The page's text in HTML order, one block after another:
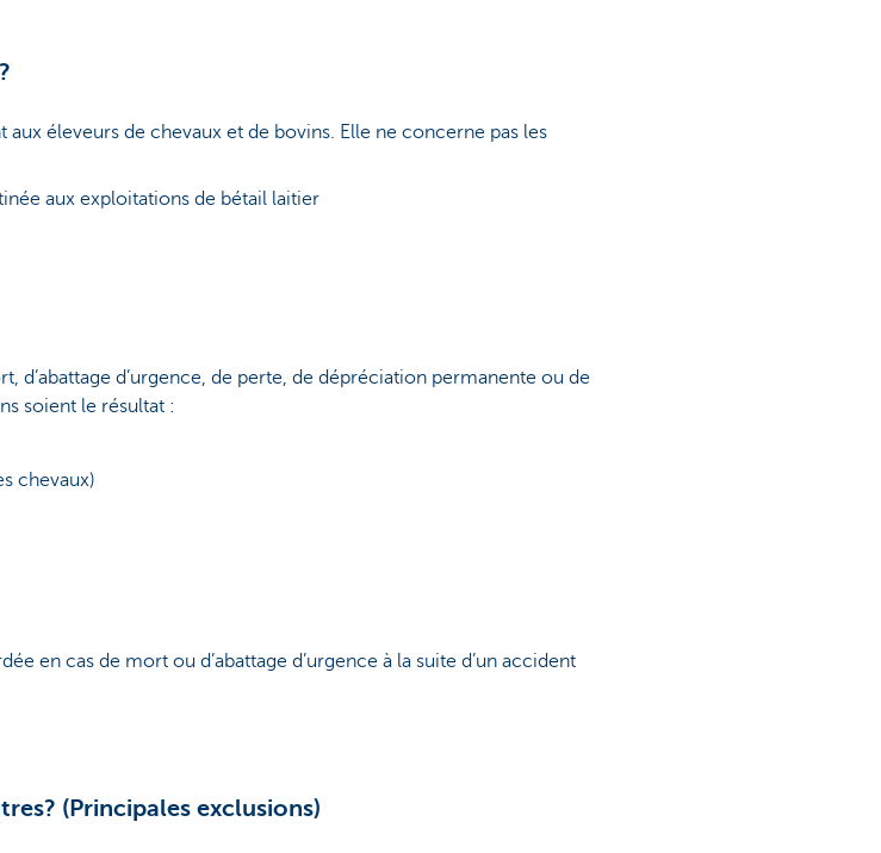
aux éleveurs de chevaux et de bovins. Elle ne concerne pas les
aux exploitations de bétail laitier
d’abattage d’urgence, de perte, de dépréciation permanente ou de
soient le résultat :
chevaux)
en cas de mort ou d’abattage d’urgence à la suite d’un accident
(Principales exclusions)